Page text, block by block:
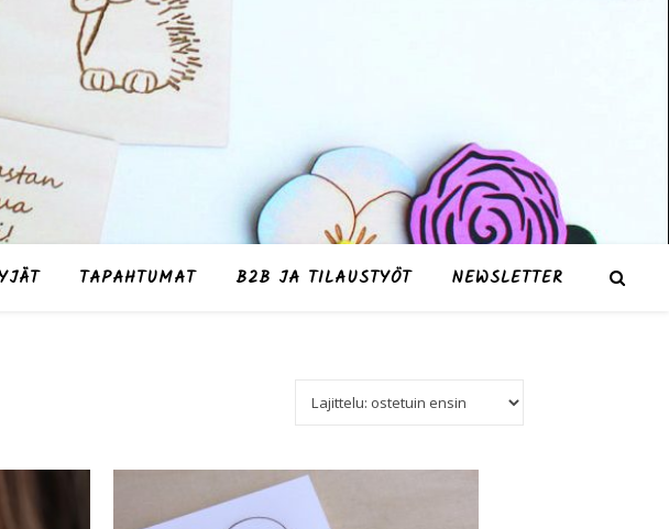
TAPAHTUMAT B2B JA TILAUSTYÖT NEWSLETTER